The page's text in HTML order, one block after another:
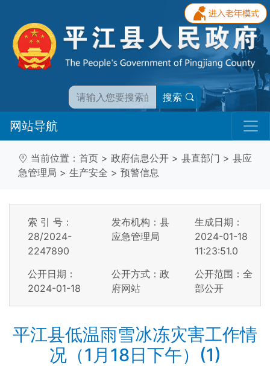
搜索
网站导航
当前位置： 首页 > 政府信息公开 > 县直部门 > 县应
急管理局 > 生产安全 > 预警信息
索 引 号：
28/2024-
2247890
发布机构：县
应急管理局
生成日期：
2024-01-18
11:23:51.0
公开日期：
2024-01-18
公开方式：政
府网站
公开范围：全
部公开
平江县低温雨雪冰冻灾害工作情
况（1月18日下午）(1)